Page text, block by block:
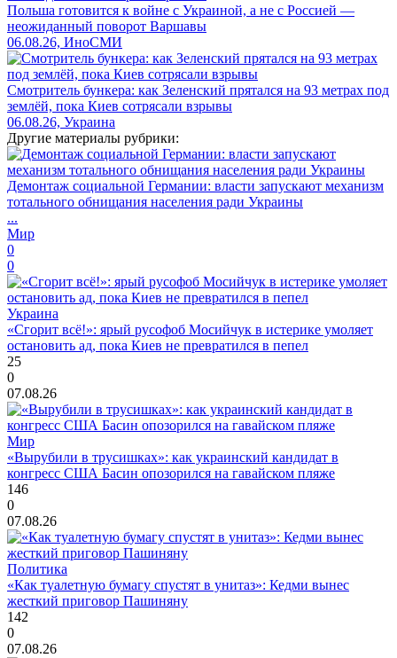
Польша готовится к войне с Украиной, а не с Россией —
неожиданный поворот Варшавы
06.08.26, ИноСМИ
Смотритель бункера: как Зеленский прятался на 93 метрах под
землёй, пока Киев сотрясали взрывы
06.08.26, Украина
Другие материалы рубрики:
Демонтаж социальной Германии: власти запускают механизм
тотального обнищания населения ради Украины
...
Мир
0
0
Украина
«Сгорит всё!»: ярый русофоб Мосийчук в истерике умоляет
остановить ад, пока Киев не превратился в пепел
25
0
07.08.26
Мир
«Вырубили в трусишках»: как украинский кандидат в
конгресс США Басин опозорился на гавайском пляже
146
0
07.08.26
Политика
«Как туалетную бумагу спустят в унитаз»: Кедми вынес
жесткий приговор Пашиняну
142
0
07.08.26